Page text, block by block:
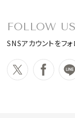
FOLLOW US
SNSアカウントをフ